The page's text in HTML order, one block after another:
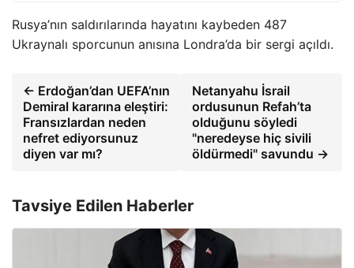
Rusya’nın saldırılarında hayatını kaybeden 487
Ukraynalı sporcunun anısına Londra’da bir sergi açıldı.
← Erdoğan’dan UEFA’nın
Demiral kararına eleştiri:
Fransızlardan neden
nefret ediyorsunuz
diyen var mı?
Netanyahu İsrail
ordusunun Refah’ta
olduğunu söyledi
"neredeyse hiç sivili
öldürmedi" savundu →
Tavsiye Edilen Haberler